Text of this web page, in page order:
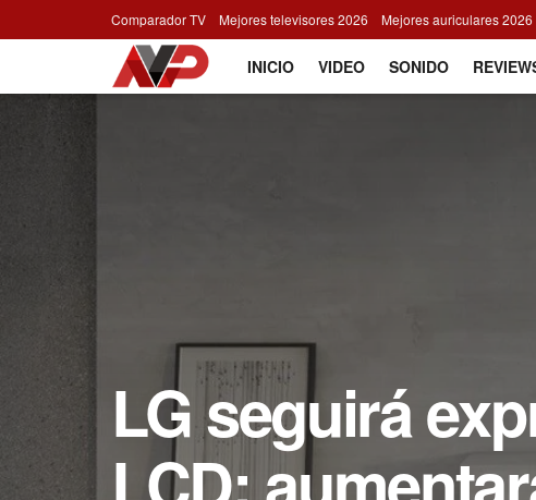
Comparador TV Mejores televisores 2026 Mejores auriculares 2026
INICIO VIDEO SONIDO
LG seguirá